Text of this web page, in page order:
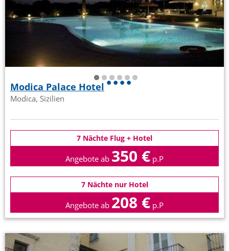
Modica Palace Hotel
Modica, Sizilien
7 Nächte Flug + Hotel
Angebote ab 350 € p.P
7 Nächte nur Hotel
Angebote ab 208 € p.P